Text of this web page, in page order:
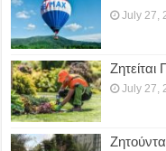
July 27,
July 27,